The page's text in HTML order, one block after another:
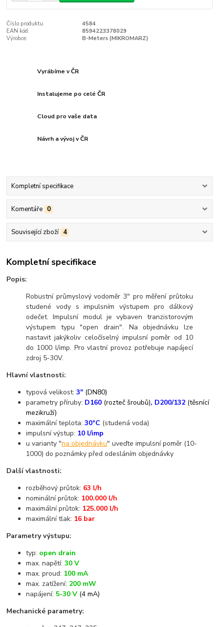
Číslo produktu:
4584
EAN kód:
8594223378029
Výrobce:
B-Meters (MIKROMARZ)
Vyrábíme v ČR
Instalujeme po celé ČR
Cloud pro vaše data
Návrh a vývoj v ČR
Kompletní specifikace
Komentáře 0
Související zboží 4
Kompletní specifikace
Popis:
Robustní průmyslový vodoměr 3" pro měření průtoku
studené vody s impulsním výstupem pro dálkový
odečet. Impulsní modul je vybaven tranzistorovým
výstupem typu "open drain". Na objednávku lze
nastavit jakýkoliv celočíselný impulsní poměr od 10
do 1000 l/imp. Pro vlastní provoz potřebuje napájecí
zdroj 5-30V.
Hlavní vlastnosti:
typová velikost:3" (DN80)
parametry příruby: D160 (rozteč šroubů), D200/132 (těsnící
mezikruží)
maximální teplota:30°C (studená voda)
impulsní výstup: 10 l/imp
u varianty "na objednávku" uveďte impulsní poměr (10-
1000) do poznámky před odesláním objednávky
Další vlastnosti:
rozběhový průtok: 63 l/h
nominální průtok: 100.000 l/h
maximální průtok: 125.000 l/h
maximální tlak: 16 bar
Parametry výstupu:
typ: open drain
max. napětí:30 V
max. proud: 100 mA
max. zatížení: 200 mW
napájení: 5-30 V (4 mA)
Mechanické parametry: